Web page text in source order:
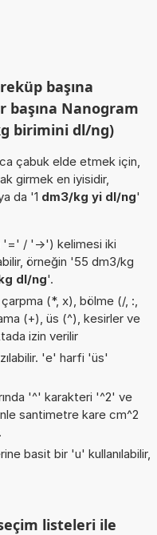
başına
Nanogram
birimini dl/ng)
çabuk elde etmek için,
girmek en iyisidir,
da '1 dm3/kg yi dl/ng'
'=' / '->') kelimesi iki
örneğin '55 dm3/kg
dl/ng'.
(*, x), bölme (/, :,
(+), üs (^), kesirler ve
izin verilir
'e' harfi 'üs'
'^' karakteri '^2' ve
santimetre kare cm^2
basit bir 'u' kullanılabilir,
listeleri ile